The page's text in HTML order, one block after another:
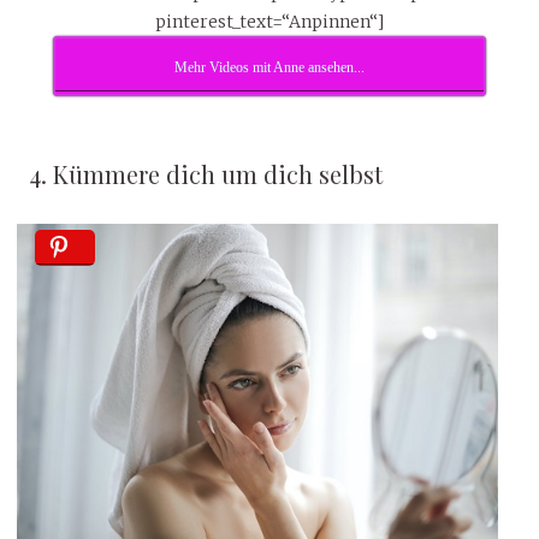
pinterest_text=“Anpinnen“]
Mehr Videos mit Anne ansehen...
4. Kümmere dich um dich selbst